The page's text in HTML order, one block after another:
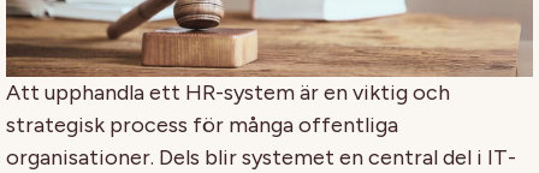
Att upphandla ett HR-system är en viktig och
strategisk process för många offentliga
organisationer. Dels blir systemet en central del i IT-